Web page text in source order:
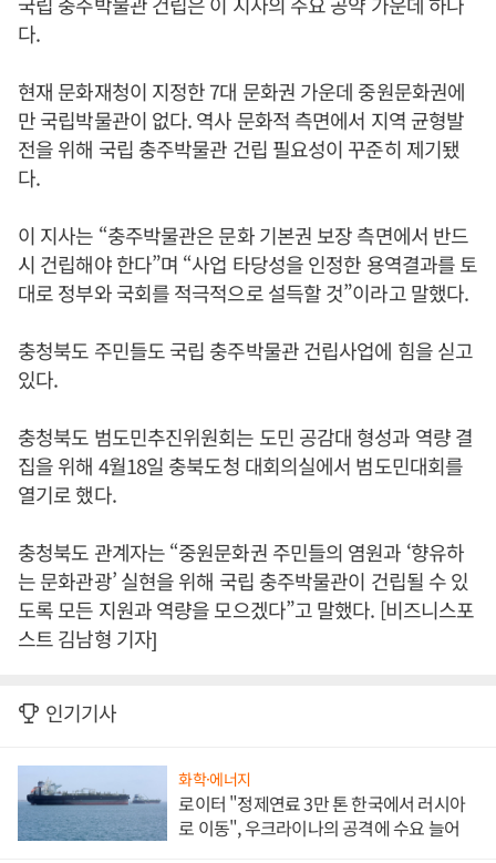
다.
현재 문화재청이 지정한 7대 문화권 가운데 중원문화권에
만 국립박물관이 없다. 역사 문화적 측면에서 지역 균형발
전을 위해 국립 충주박물관 건립 필요성이 꾸준히 제기됐
다.
이 지사는 “충주박물관은 문화 기본권 보장 측면에서 반드
시 건립해야 한다”며 “사업 타당성을 인정한 용역결과를 토
대로 정부와 국회를 적극적으로 설득할 것”이라고 말했다.
충청북도 주민들도 국립 충주박물관 건립사업에 힘을 싣고
있다.
충청북도 범도민추진위원회는 도민 공감대 형성과 역량 결
집을 위해 4월18일 충북도청 대회의실에서 범도민대회를
열기로 했다.
충청북도 관계자는 “중원문화권 주민들의 염원과 ‘향유하
는 문화관광’ 실현을 위해 국립 충주박물관이 건립될 수 있
도록 모든 지원과 역량을 모으겠다”고 말했다. [비즈니스포
스트 김남형 기자]
인기기사
화학·에너지
로이터 "정제연료 3만 톤 한국에서 러시아
로 이동", 우크라이나의 공격에 수요 늘어